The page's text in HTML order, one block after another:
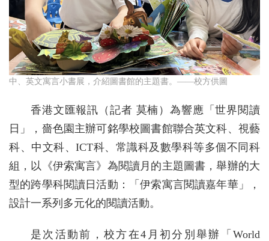
中、英文寓言小書展，介紹圖書館的主題書。——校方供圖
香港文匯報訊（記者 莫楠）為響應「世界閱讀
日」，嗇色園主辦可銘學校圖書館聯合英文科、視藝
科、中文科、ICT科、常識科及數學科等多個不同科
組，以《伊索寓言》為閱讀月的主題圖書，舉辦的大
型的跨學科閱讀日活動：「伊索寓言閱讀嘉年華」，
設計一系列多元化的閱讀活動。
是次活動前，校方在4月初分別舉辦「World